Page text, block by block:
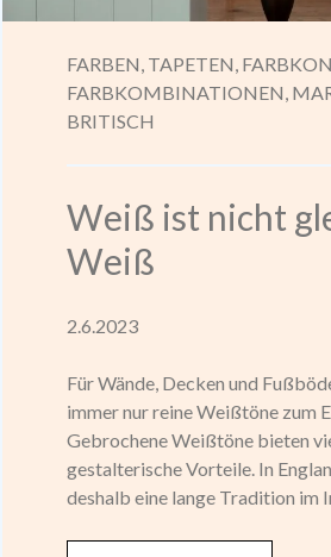
FARBEN, TAPETEN,
FARBKOMBINATIONEN,
BRITISCH
Weiß ist nicht
Weiß
2.6.2023
Für Wände, Decken und
immer nur reine Weißtöne zum
Gebrochene Weißtöne bieten
gestalterische Vorteile. In
deshalb eine lange Tradition im